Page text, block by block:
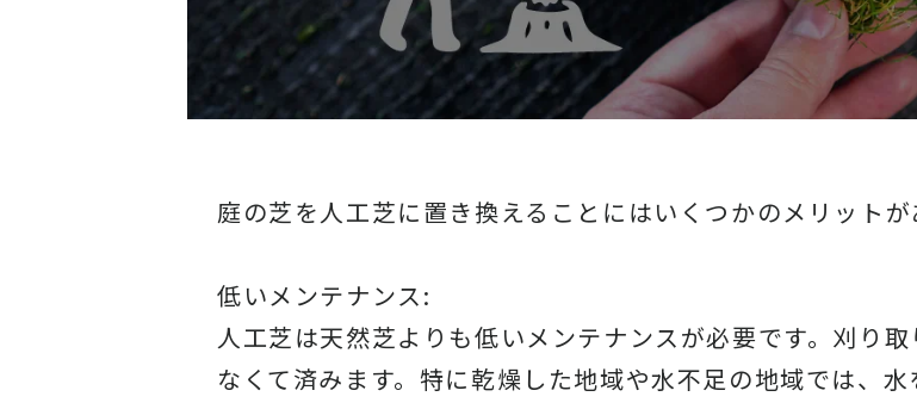
庭の芝を人工芝に置き換えることにはいくつかのメリットが
低いメンテナンス:
人工芝は天然芝よりも低いメンテナンスが必要です。刈り
なくて済みます。特に乾燥した地域や水不足の地域では、水